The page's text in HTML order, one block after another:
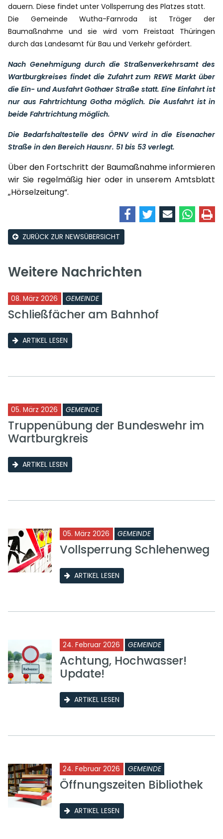
dauern. Diese findet unter Vollsperrung des Platzes statt.
Die Gemeinde Wutha-Farnroda ist Träger der
Baumaßnahme und sie wird vom Freistaat Thüringen
durch das Landesamt für Bau und Verkehr gefördert.
Nach Genehmigung durch die Straßenverkehrsamt des
Wartburgkreises findet die Zufahrt zum REWE Markt über
die Ein- und Ausfahrt Gothaer Straße statt. Eine Einfahrt ist
nur aus Fahrtrichtung Gotha möglich. Die Ausfahrt ist in
beide Fahrtrichtung möglich.
Die Bedarfshaltestelle des ÖPNV wird in die Eisenacher
Straße in den Bereich Hausnr. 51 bis 53 verlegt.
Über den Fortschritt der Baumaßnahme informieren
wir Sie regelmäßig hier oder in unserem Amtsblatt
„Hörselzeitung“.
ZURÜCK ZUR NEWSÜBERSICHT
Weitere Nachrichten
08. März 2026 GEMEINDE
Schließfächer am Bahnhof
ARTIKEL LESEN
05. März 2026 GEMEINDE
Truppenübung der Bundeswehr im
Wartburgkreis
ARTIKEL LESEN
05. März 2026 GEMEINDE
Vollsperrung Schlehenweg
ARTIKEL LESEN
24. Februar 2026 GEMEINDE
Achtung, Hochwasser!
Update!
ARTIKEL LESEN
24. Februar 2026 GEMEINDE
Öffnungszeiten Bibliothek
ARTIKEL LESEN